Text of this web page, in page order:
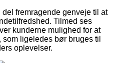
fremragende genveje til at
Tilmed ses
kunderne mulighed for at
ligeledes bør bruges til
oplevelser.